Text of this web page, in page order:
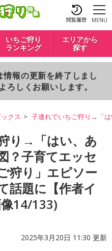
閲覧履歴 MENU
いちご狩り
ランキング
エリアから
探す
報の更新を終了しまし
しくお願いします。
クス 子連れでいちご狩り→「は
り→「はい、あ
？子育てエッセ
狩り」エピソー
話題に【作者イ
14/133)
2025年3月20日 11:30 更新